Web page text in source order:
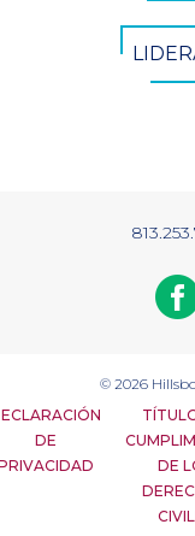
© 2026
DE
DE